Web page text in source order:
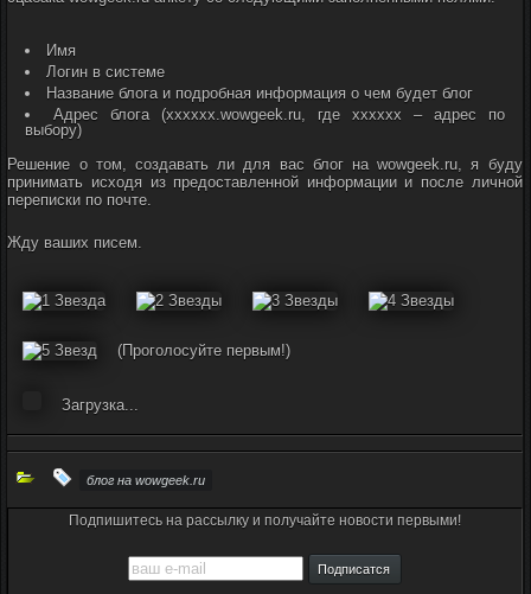
Имя
Логин в системе
Название блога и подробная информация о чем будет блог
Адрес блога (xxxxxx.wowgeek.ru, где xxxxxx – адрес по
выбору)
Решение о том, создавать ли для вас блог на wowgeek.ru, я буду
принимать исходя из предоставленной информации и после личной
переписки по почте.
Жду ваших писем.
(Проголосуйте первым!)
Загрузка...
блог на wowgeek.ru
Подпишитесь на рассылку и получайте новости первыми!